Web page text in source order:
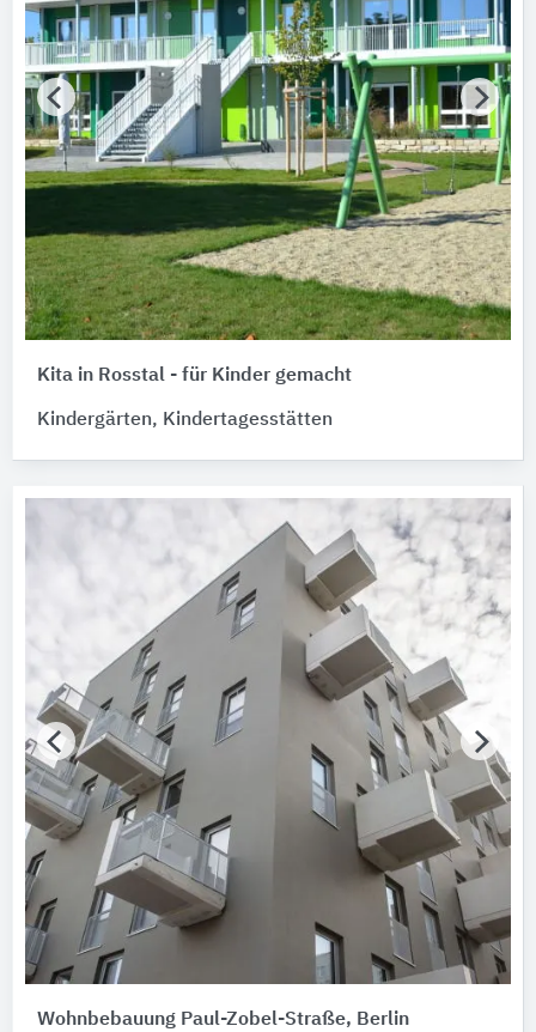
Bitte wählen…
Baumaßnahme
Bitte auswählen
Tragwerkskonstruktion
Vollgeschosse
Bitte auswählen
Kita in Rosstal - für Kinder gemacht
Kindergärten, Kindertagesstätten
Wohnbebauung Paul-Zobel-Straße, Berlin